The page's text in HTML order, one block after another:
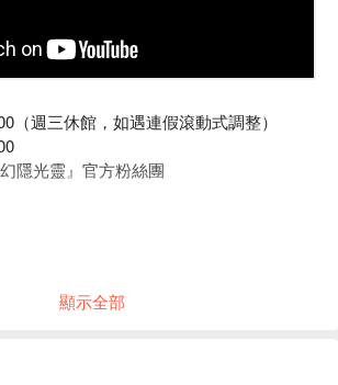
（週三休館，如遇連假滾動式調整）
隱光靈』官方粉絲團
顯示全部